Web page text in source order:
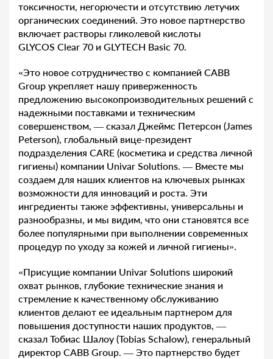
токсичности, негорючести и отсутствию летучих
органических соединений. Это новое партнерство
включает растворы гликолевой кислоты
GLYCOS Clear 70 и GLYTECH Basic 70.
«Это новое сотрудничество с компанией CABB
Group укрепляет нашу приверженность
предложению высокопроизводительных решений с
надежными поставками и техническим
совершенством, — сказал Джеймс Петерсон (James
Peterson), глобальный вице-президент
подразделения CARE (косметика и средства личной
гигиены) компании Univar Solutions. — Вместе мы
создаем для наших клиентов на ключевых рынках
возможности для инноваций и роста. Эти
ингредиенты также эффективны, универсальны и
разнообразны, и мы видим, что они становятся все
более популярными при выполнении современных
процедур по уходу за кожей и личной гигиены».
«Присущие компании Univar Solutions широкий
охват рынков, глубокие технические знания и
стремление к качественному обслуживанию
клиентов делают ее идеальным партнером для
повышения доступности наших продуктов, —
сказал Тобиас Шалоу (Tobias Schalow), генеральный
директор CABB Group. — Это партнерство будет